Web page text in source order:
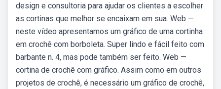
design e consultoria para ajudar os clientes a escolher
as cortinas que melhor se encaixam em sua. Web —
neste vídeo apresentamos um gráfico de uma cortinha
em crochê com borboleta. Super lindo e fácil feito com
barbante n. 4, mas pode também ser feito. Web —
cortina de crochê com gráfico. Assim como em outros
projetos de crochê, é necessário um gráfico de crochê,